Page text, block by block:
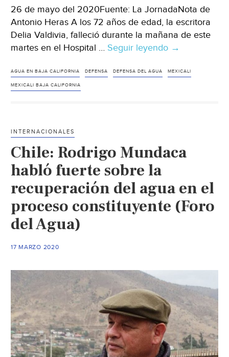
26 de mayo del 2020Fuente: La JornadaNota de
Antonio Heras A los 72 años de edad, la escritora
Delia Valdivia, falleció durante la mañana de este
martes en el Hospital … Seguir leyendo Baja
Falleció
de
del
agua
de
→
AGUA EN BAJA CALIFORNIA DEFENSA DEFENSA DEL AGUA MEXICALI
MEXICALI BAJA CALIFORNIA
INTERNACIONALES
Chile: Rodrigo Mundaca
habló fuerte sobre la
recuperación del agua en el
proceso constituyente (Foro
del Agua)
17 MARZO 2020